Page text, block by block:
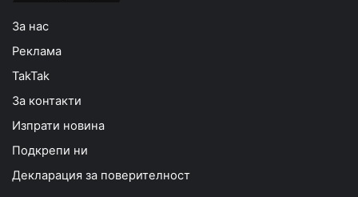
За нас
Реклама
TakTak
За контакти
Изпрати новина
Подкрепи ни
Декларация за поверителност